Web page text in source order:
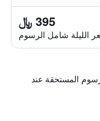
395 ﷼
الليلة شامل الرسوم
المستحقة عند